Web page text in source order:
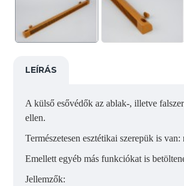
LEÍRÁS
A külső esővédők az ablak-, illetve
ellen.
Természetesen esztétikai szerepük is
Emellett egyéb más funkciókat is
Jellemzők: